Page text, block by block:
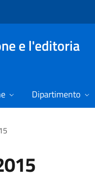
e l'editoria
Dipartimento